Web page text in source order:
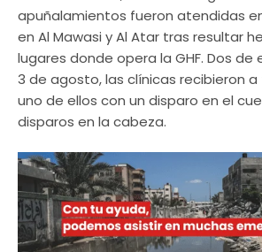
apuñalamientos fueron atendidas
en Al Mawasi y Al Atar tras resultar
lugares donde opera la GHF. Dos de
3 de agosto, las clínicas recibieron
uno de ellos con un disparo en el
disparos en la cabeza.